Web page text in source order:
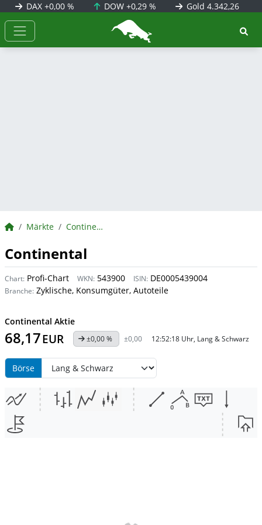
DAX +0,00 % DOW+0,29 % Gold 4.342,26
BörsenNEWS.de
BörsenNEWS.de
Märkte Continental
Continental
Chart: Profi-Chart WKN: 543900 ISIN: DE0005439004
Branche: Zyklische, Konsumgüter, Autoteile
Continental Aktie
68,17EUR ±0,00 % ±0,00 12:52:18 Uhr, Lang & Schwarz
Börse